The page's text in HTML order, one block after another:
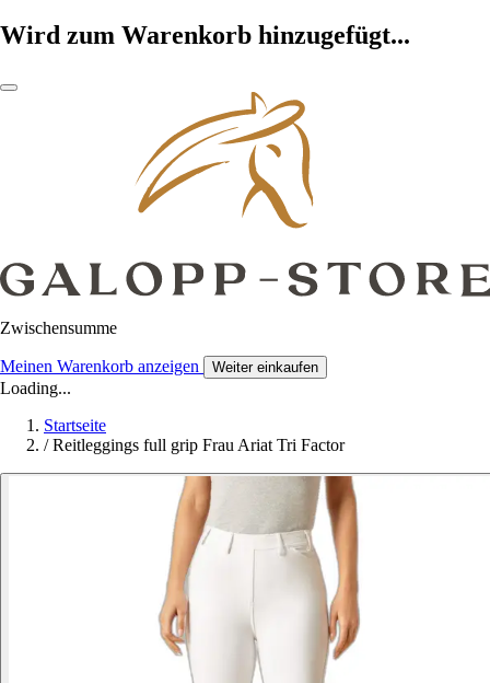
Wird zum Warenkorb hinzugefügt...
Zwischensumme
Meinen Warenkorb anzeigen Weiter einkaufen
Loading...
Startseite
/ Reitleggings full grip Frau Ariat Tri Factor